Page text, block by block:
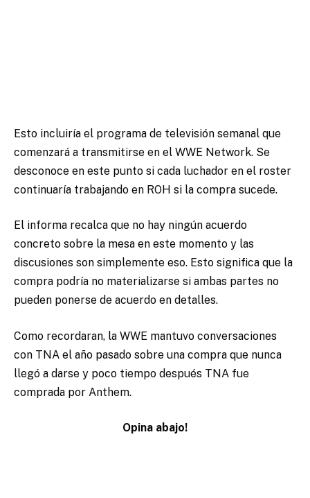
Esto incluiría el programa de televisión semanal que
comenzará a transmitirse en el WWE Network. Se
desconoce en este punto si cada luchador en el roster
continuaría trabajando en ROH si la compra sucede.
El informa recalca que no hay ningún acuerdo
concreto sobre la mesa en este momento y las
discusiones son simplemente eso. Esto significa que la
compra podría no materializarse si ambas partes no
pueden ponerse de acuerdo en detalles.
Como recordaran, la WWE mantuvo conversaciones
con TNA el año pasado sobre una compra que nunca
llegó a darse y poco tiempo después TNA fue
comprada por Anthem.
Opina abajo!